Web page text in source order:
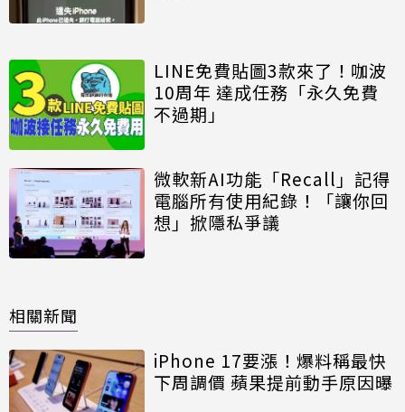
LINE免費貼圖3款來了！咖波
10周年 達成任務「永久免費
不過期」
微軟新AI功能「Recall」記得
電腦所有使用紀錄！「讓你回
想」掀隱私爭議
相關新聞
iPhone 17要漲！爆料稱最快
下周調價 蘋果提前動手原因曝